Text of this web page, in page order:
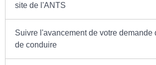
site de l'ANTS
Suivre l'avancement de votre demande
de conduire